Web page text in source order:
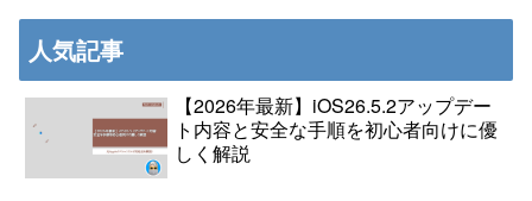
人気記事
【2026年最新】iOS26.5.2アップデー
ト内容と安全な手順を初心者向けに優
しく解説